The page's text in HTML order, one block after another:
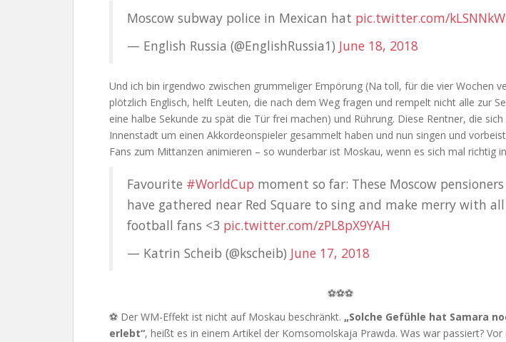
Moscow subway police in Mexican hat pic.twitter.com/
— English Russia (@EnglishRussia1) June 18, 2018
Und ich bin irgendwo zwischen grummeliger Empörung (Na toll, für die vier Wochen
plötzlich Englisch, helft Leuten, die nach dem Weg fragen und rempelt nicht alle zur
eine halbe Sekunde zu spät die Tür frei machen) und Rührung. Diese Rentner, die
Innenstadt um einen Akkordeonspieler gesammelt haben und nun singen und
Fans zum Mittanzen animieren – so wunderbar ist Moskau, wenn es sich mal richtig
Favourite #WorldCup moment so far: These Moscow
have gathered near Red Square to sing and make merry with
football fans <3 pic.twitter.com/zPL8pX9YAH
— Katrin Scheib (@kscheib) June 17, 2018
⚽⚽⚽
⚽ Der WM-Effekt ist nicht auf Moskau beschränkt. „Solche Gefühle hat Samara
erlebt“, heißt es in einem Artikel der Komsomolskaja Prawda. Was war passiert? Vor